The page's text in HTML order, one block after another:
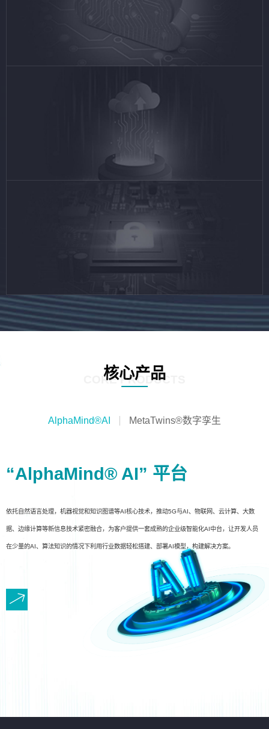
核心产品
CORE PRODUCTS
AlphaMind®AI MetaTwins®数字孪生
“AlphaMind® AI” 平台
依托自然语言处理，机器视觉和知识图谱等AI核心技术，推动5G与AI、物联网、云计算、大数
据、边缘计算等新信息技术紧密融合，为客户提供一套成熟的企业级智能化AI中台，让开发人员
在少量的AI、算法知识的情况下利用行业数据轻松搭建、部署AI模型，构建解决方案。